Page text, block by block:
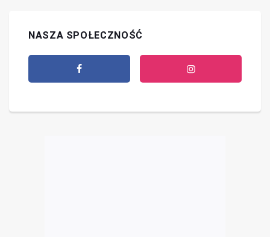
NASZA SPOŁECZNOŚĆ